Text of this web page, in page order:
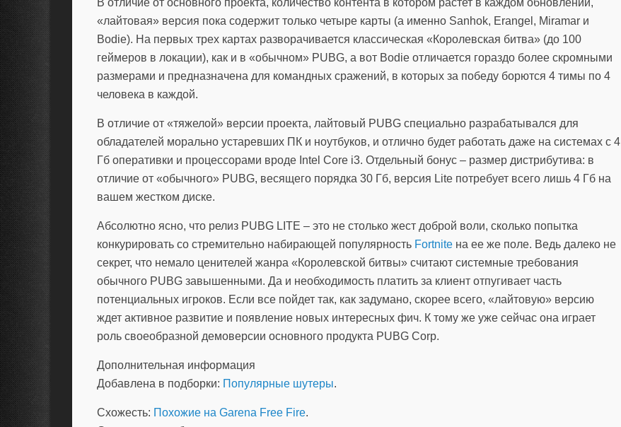
«лайтовая» версия пока содержит только четыре карты (а именно Sanhok, Erangel, Miramar и
Bodie). На первых трех картах разворачивается классическая «Королевская битва» (до 100
геймеров в локации), как и в «обычном» PUBG, а вот Bodie отличается гораздо более скромными
размерами и предназначена для командных сражений, в которых за победу борются 4 тимы по 4
человека в каждой.
В отличие от «тяжелой» версии проекта, лайтовый PUBG специально разрабатывался для
обладателей морально устаревших ПК и ноутбуков, и отлично будет работать даже на системах с 4
Гб оперативки и процессорами вроде Intel Core i3. Отдельный бонус – размер дистрибутива: в
отличие от «обычного» PUBG, весящего порядка 30 Гб, версия Lite потребует всего лишь 4 Гб на
вашем жестком диске.
Абсолютно ясно, что релиз PUBG LITE – это не столько жест доброй воли, сколько попытка
конкурировать со стремительно набирающей популярность Fortnite на ее же поле. Ведь далеко не
секрет, что немало ценителей жанра «Королевской битвы» считают системные требования
обычного PUBG завышенными. Да и необходимость платить за клиент отпугивает часть
потенциальных игроков. Если все пойдет так, как задумано, скорее всего, «лайтовую» версию
ждет активное развитие и появление новых интересных фич. К тому же уже сейчас она играет
роль своеобразной демоверсии основного продукта PUBG Corp.
Дополнительная информация
Добавлена в подборки: Популярные шутеры.
Схожесть: Похожие на Garena Free Fire.